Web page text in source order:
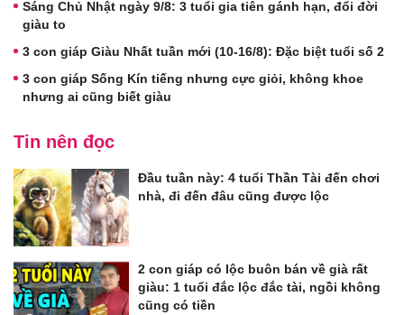
Sáng Chủ Nhật ngày 9/8: 3 tuổi gia tiên gánh hạn, đổi đời
giàu to
3 con giáp Giàu Nhất tuần mới (10-16/8): Đặc biệt tuổi số 2
3 con giáp Sống Kín tiếng nhưng cực giỏi, không khoe
nhưng ai cũng biết giàu
Tin nên đọc
Đầu tuần này: 4 tuổi Thần Tài đến chơi
nhà, đi đến đâu cũng được lộc
2 con giáp có lộc buôn bán về già rất
giàu: 1 tuổi đắc lộc đắc tài, ngồi không
cũng có tiền